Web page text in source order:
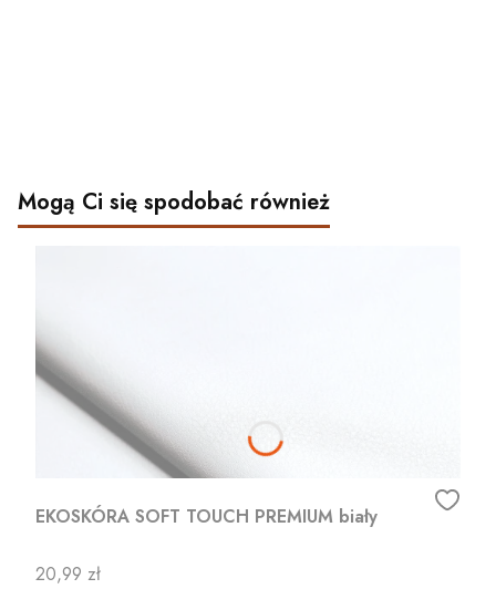
Mogą Ci się spodobać również
EKOSKÓRA SOFT TOUCH PREMIUM biały
Cena
20,99 zł